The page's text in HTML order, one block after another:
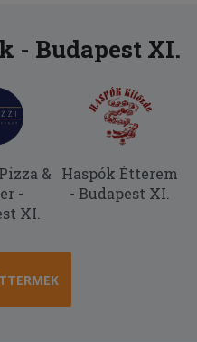
- Budapest XI.
&
-
XI.
Haspók Étterem
- Budapest XI.